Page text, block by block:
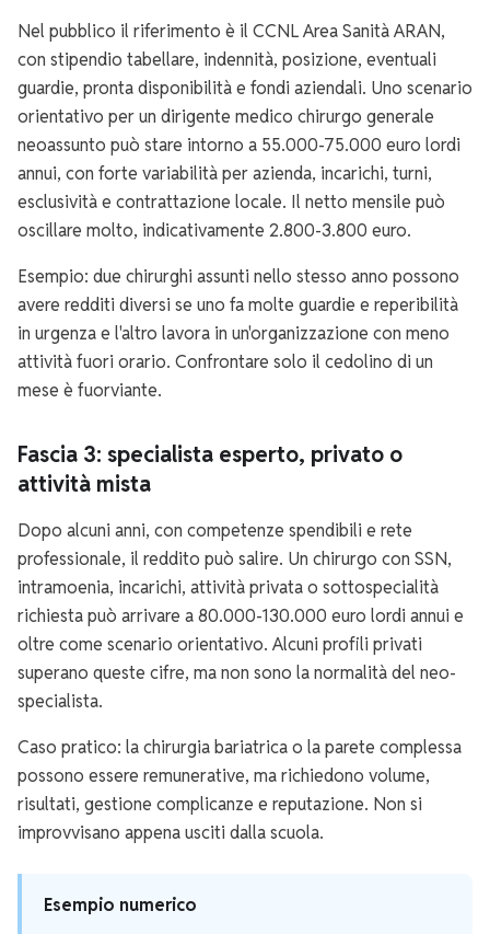
Nel pubblico il riferimento è il CCNL Area Sanità ARAN,
con stipendio tabellare, indennità, posizione, eventuali
guardie, pronta disponibilità e fondi aziendali. Uno scenario
orientativo per un dirigente medico chirurgo generale
neoassunto può stare intorno a 55.000-75.000 euro lordi
annui, con forte variabilità per azienda, incarichi, turni,
esclusività e contrattazione locale. Il netto mensile può
oscillare molto, indicativamente 2.800-3.800 euro.
Esempio: due chirurghi assunti nello stesso anno possono
avere redditi diversi se uno fa molte guardie e reperibilità
in urgenza e l'altro lavora in un'organizzazione con meno
attività fuori orario. Confrontare solo il cedolino di un
mese è fuorviante.
Fascia 3: specialista esperto, privato o
attività mista
Dopo alcuni anni, con competenze spendibili e rete
professionale, il reddito può salire. Un chirurgo con SSN,
intramoenia, incarichi, attività privata o sottospecialità
richiesta può arrivare a 80.000-130.000 euro lordi annui e
oltre come scenario orientativo. Alcuni profili privati
superano queste cifre, ma non sono la normalità del neo-
specialista.
Caso pratico: la chirurgia bariatrica o la parete complessa
possono essere remunerative, ma richiedono volume,
risultati, gestione complicanze e reputazione. Non si
improvvisano appena usciti dalla scuola.
Esempio numerico